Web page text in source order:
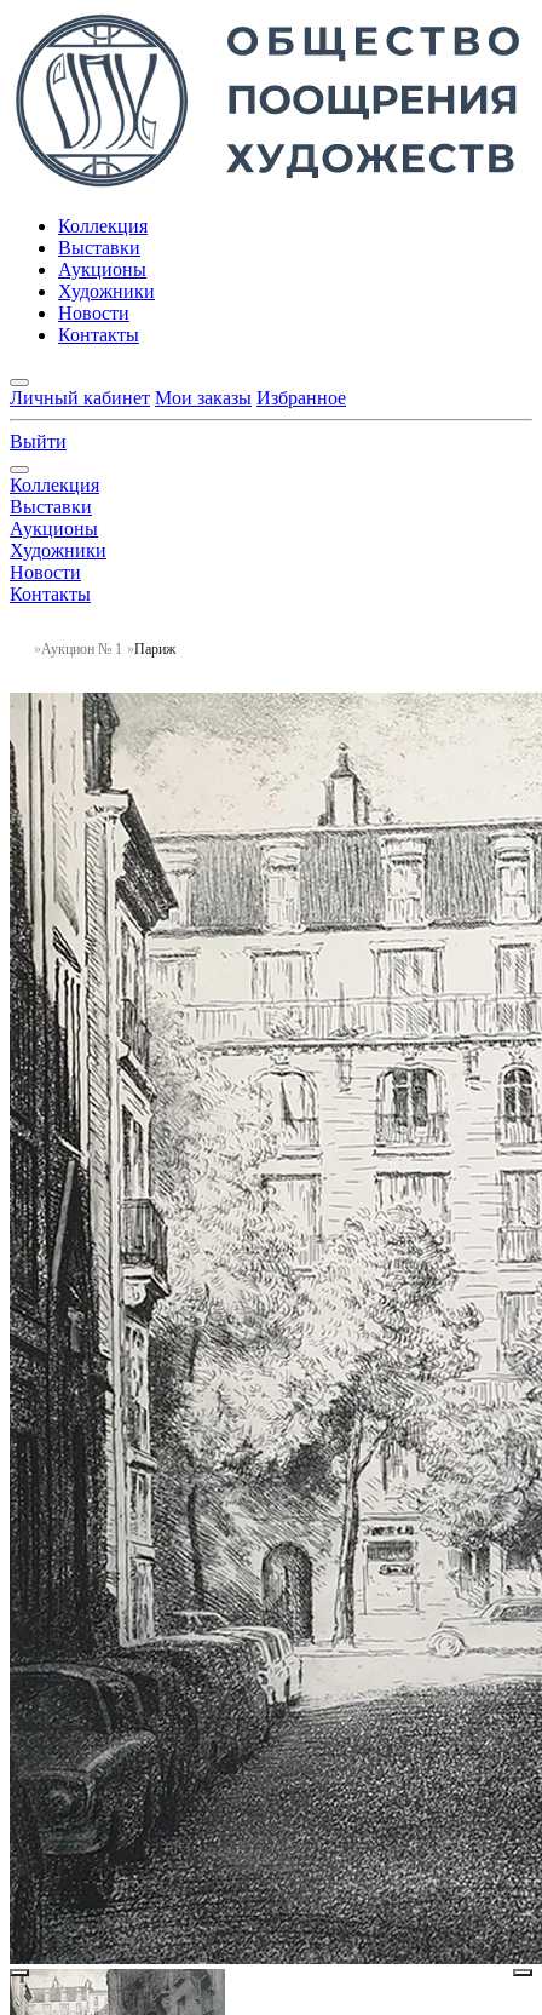
Коллекция
Выставки
Аукционы
Художники
Новости
Контакты
Личный кабинет Мои заказы Избранное
Выйти
Коллекция
Выставки
Аукционы
Художники
Новости
Контакты
Аукцион № 1 Париж